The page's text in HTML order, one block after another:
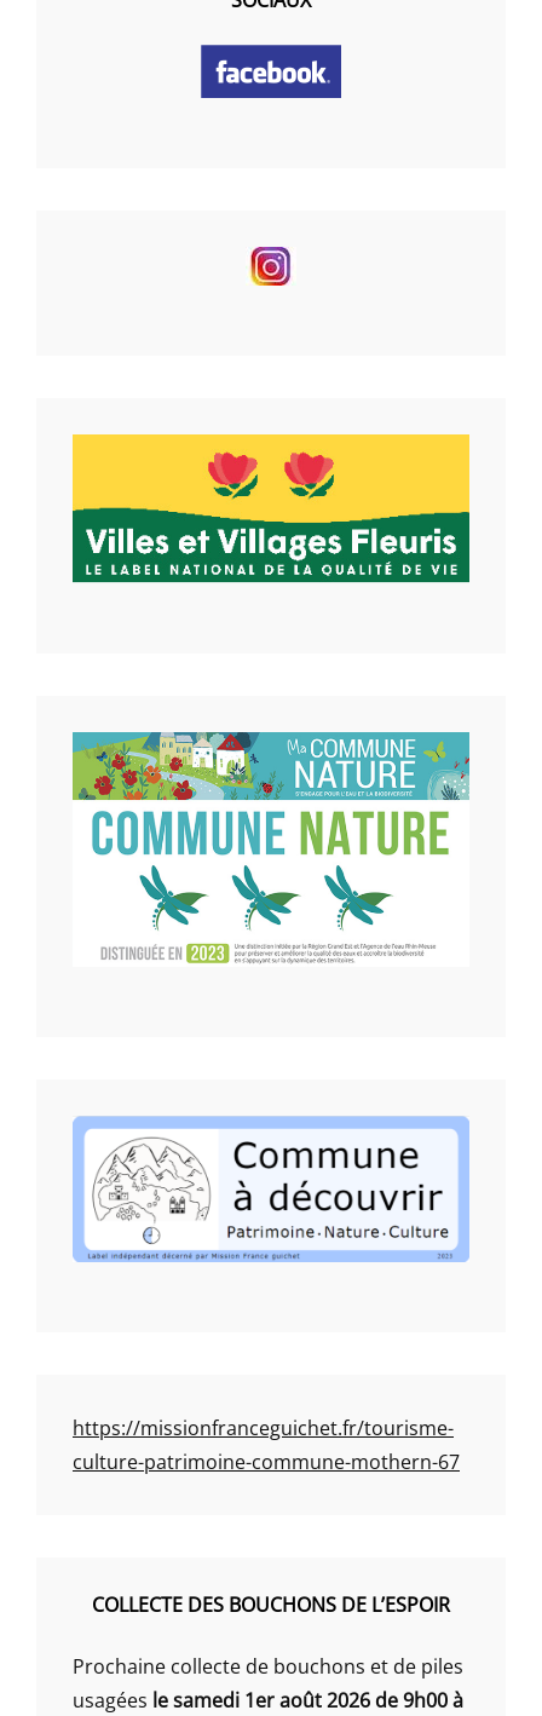
https://missionfranceguichet.fr/tourisme-
culture-patrimoine-commune-mothern-67
COLLECTE DES BOUCHONS DE L’ESPOIR
Prochaine collecte de bouchons et de piles
usagées le samedi 1er août 2026 de 9h00 à